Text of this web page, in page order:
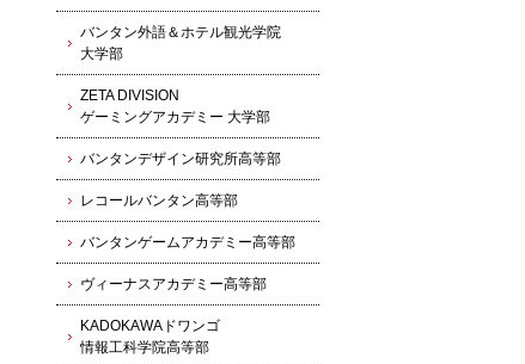
バンタン外語＆ホテル観光学院
大学部
ZETA DIVISION
ゲーミングアカデミー 大学部
バンタンデザイン研究所高等部
レコールバンタン高等部
バンタンゲームアカデミー高等部
ヴィーナスアカデミー高等部
KADOKAWAドワンゴ
情報工科学院高等部